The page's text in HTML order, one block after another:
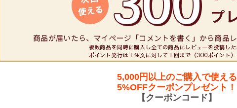
5,000円以上のご購入で使える
5%OFFクーポンプレゼント！
【クーポンコード】